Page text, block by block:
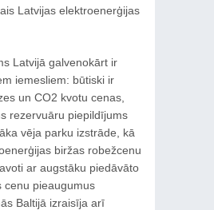
Latvijas elektroenerģijas
Latvijā galvenokārt ir
iemesliem: būtiski ir
un CO2 kvotu cenas,
rezervuāru piepildījums
vēja parku izstrāde, kā
biržas robežcenu
ar augstāku piedāvāto
cenu pieaugumus
Baltijā izraisīja arī